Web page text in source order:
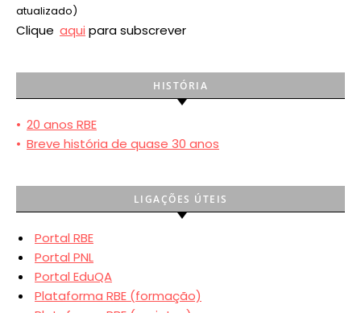
atualizado)
Clique aqui para subscrever
HISTÓRIA
• 20 anos RBE
• Breve história de quase 30 anos
LIGAÇÕES ÚTEIS
Portal RBE
Portal PNL
Portal EduQA
Plataforma RBE (formação)